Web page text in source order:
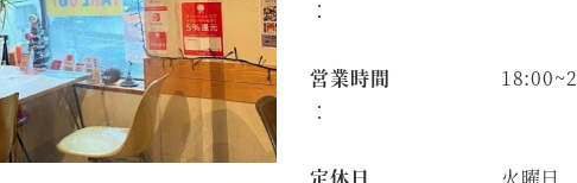
：
営業時間
：